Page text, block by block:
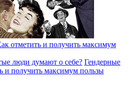
отметить и получить максимум
люди думают о себе? Гендерные
и получить максимум пользы